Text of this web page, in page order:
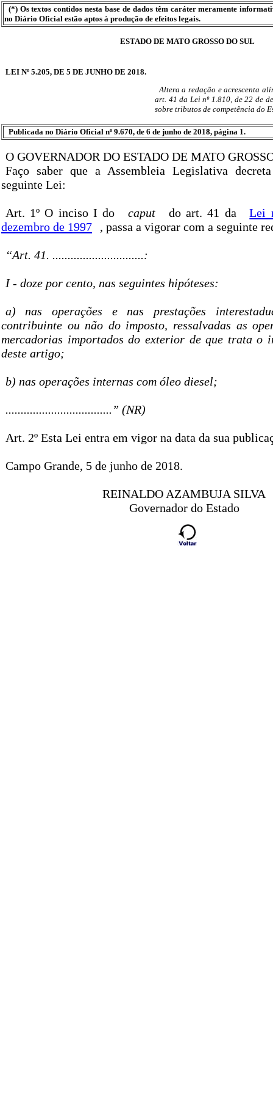
(*) Os textos contidos nesta base de dados têm caráter meramente
no Diário Oficial estão aptos à produção de efeitos legais.
ESTADO DE MATO GROSSO DO SUL
LEI Nº 5.205, DE 5 DE JUNHO DE 2018.
Altera a redação e acrescenta
art. 41 da Lei nº 1.810, de 22 de
sobre tributos de competência do
Publicada no Diário Oficial nº 9.670, de 6 de junho de 2018, página 1.
O GOVERNADOR DO ESTADO DE MATO
Faço saber que a Assembleia Legislativa
seguinte Lei:
Art. 1º O inciso I do caput do art. 41 da
Lei
dezembro de 1997
, passa a vigorar com a seguinte
“Art. 41. ..............................:
I - doze por cento, nas seguintes hipóteses:
a) nas operações e nas prestações
contribuinte ou não do imposto, ressalvadas as
mercadorias importados do exterior de que trata o
deste artigo;
b) nas operações internas com óleo diesel;
...................................” (NR)
Art. 2º Esta Lei entra em vigor na data da sua
Campo Grande, 5 de junho de 2018.
REINALDO AZAMBUJA SILVA
Governador do Estado